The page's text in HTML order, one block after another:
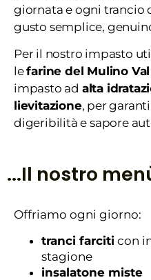
giornata e ogni trancio
gusto semplice,
Per il nostro impasto
lefarine del Mulino
impasto ad alta
lievitazione, per
digeribilità e sapore
...Il nostro
Offriamo ogni giorno:
tranci farciti con
stagione
insalatone miste